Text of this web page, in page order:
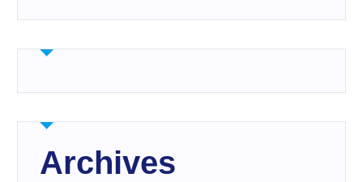
Archives